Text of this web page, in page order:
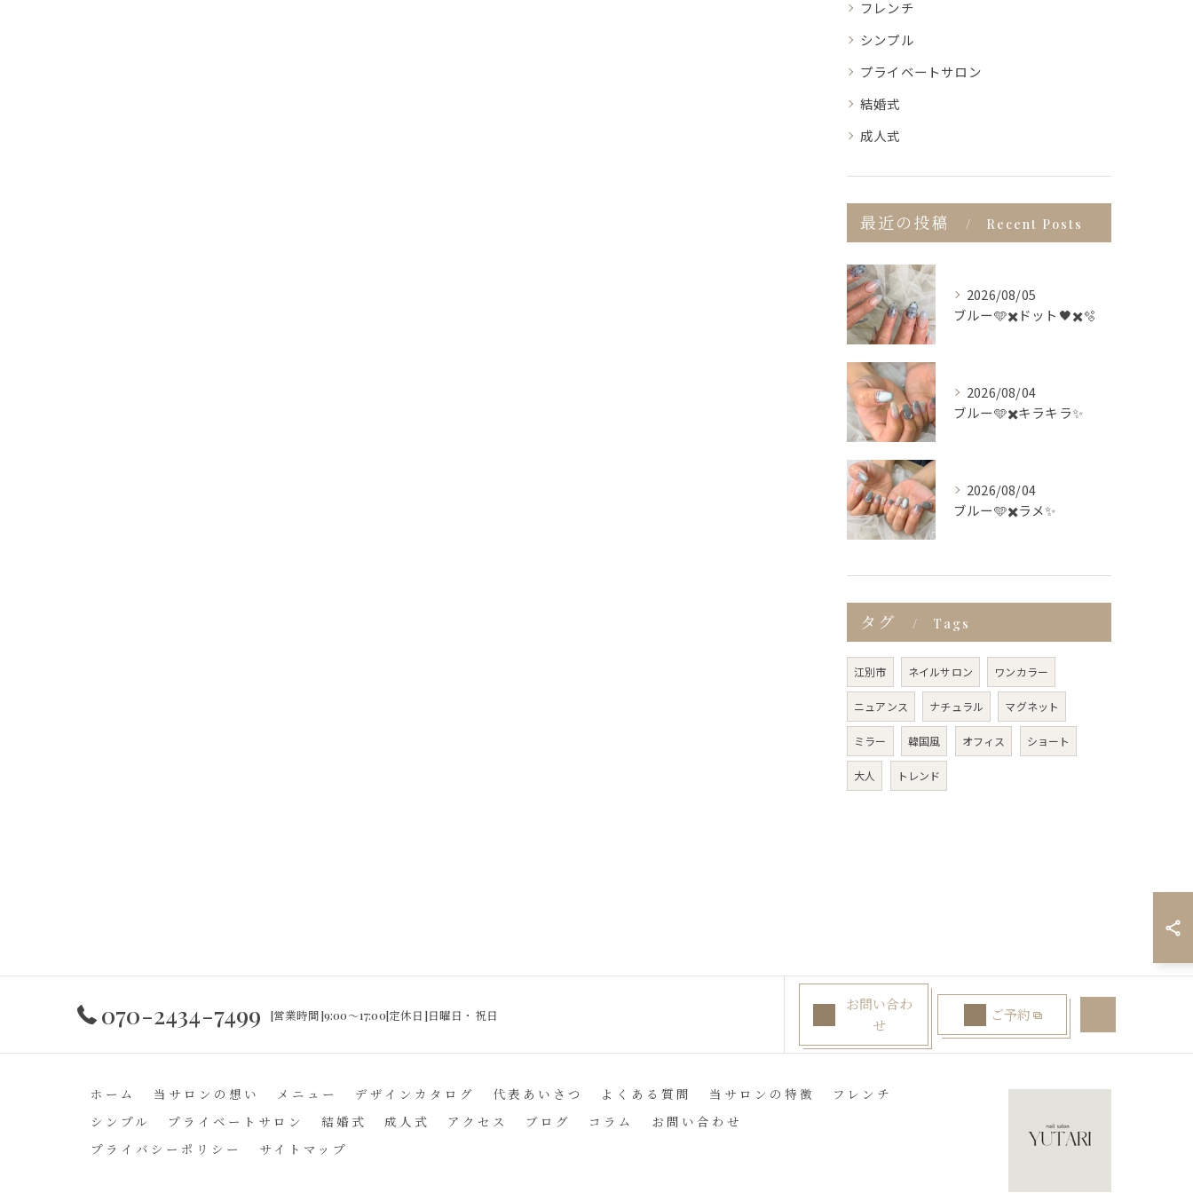
フレンチ
シンプル
プライベートサロン
結婚式
成人式
最近の投稿 Recent Posts
2026/08/05
ブルー🩵✖️ドット🖤✖️🫧
2026/08/04
ブルー🩵✖️キラキラ✨
2026/08/04
ブルー🩵✖️ラメ✨
タグ Tags
江別市 ネイルサロン ワンカラー
ニュアンス ナチュラル マグネット
ミラー 韓国風 オフィス ショート
大人 トレンド
070-2434-7499 [営業時間]9:00～17:00[定休日]日曜日・祝日
お問い合わ
せ
ご予約
ホーム 当サロンの想い メニュー デザインカタログ 代表あいさつ よくある質問 当サロンの特徴
フレンチ
シンプル
プライベートサロン 結婚式 成人式 アクセス ブログ コラム
お問い合わせ
プライバシーポリシー
サイトマップ